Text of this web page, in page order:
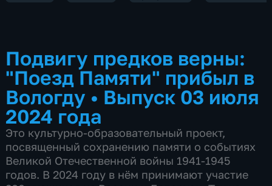
Подвигу предков верны:
"Поезд Памяти" прибыл в
Вологду • Выпуск 03 июля
2024 года
Это культурно-образовательный проект,
посвященный сохранению памяти о событиях
Великой Отечественной войны 1941-1945
годов. В 2024 году в нём принимают участие